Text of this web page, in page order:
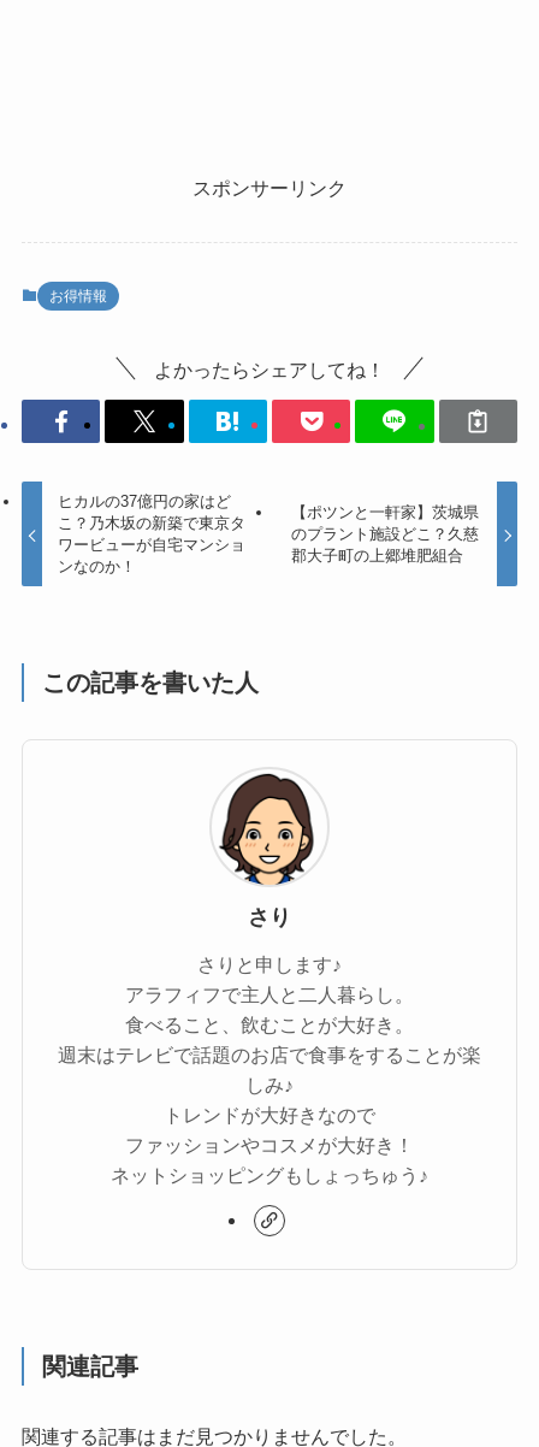
スポンサーリンク
お得情報
よかったらシェアしてね！
ヒカルの37億円の家はど
こ？乃木坂の新築で東京タ
ワービューが自宅マンショ
ンなのか！
【ポツンと一軒家】茨城県
のプラント施設どこ？久慈
郡大子町の上郷堆肥組合
この記事を書いた人
さり
さりと申します♪
アラフィフで主人と二人暮らし。
食べること、飲むことが大好き。
週末はテレビで話題のお店で食事をすることが楽
しみ♪
トレンドが大好きなので
ファッションやコスメが大好き！
ネットショッピングもしょっちゅう♪
関連記事
関連する記事はまだ見つかりませんでした。